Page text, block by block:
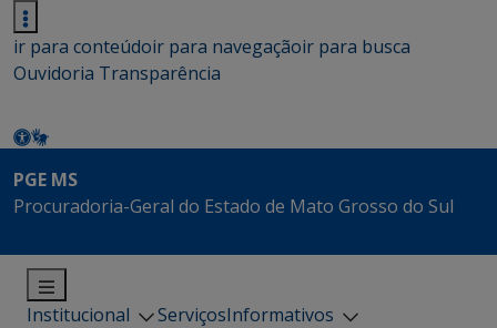
ir para conteúdoir para navegaçãoir para busca
Ouvidoria Transparência
PGE MS
Procuradoria-Geral do Estado de Mato Grosso do Sul
Institucional ServiçosInformativos